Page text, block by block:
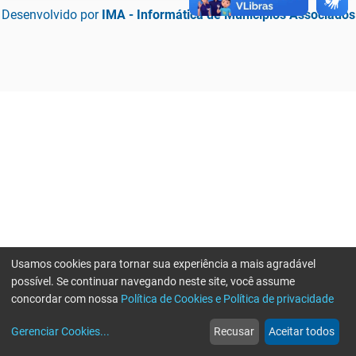
Desenvolvido por IMA - Informática de Municípios Associados
web
Notícias
more_horiz
Mais
Usamos cookies para tornar sua experiência a mais agradável
possível. Se continuar navegando neste site, você assume
concordar com nossa Política de Cookies e Política de privacidade
Gerenciar Cookies... Recusar Aceitar todos
Erro ao enviar informações, por favor tente novamente